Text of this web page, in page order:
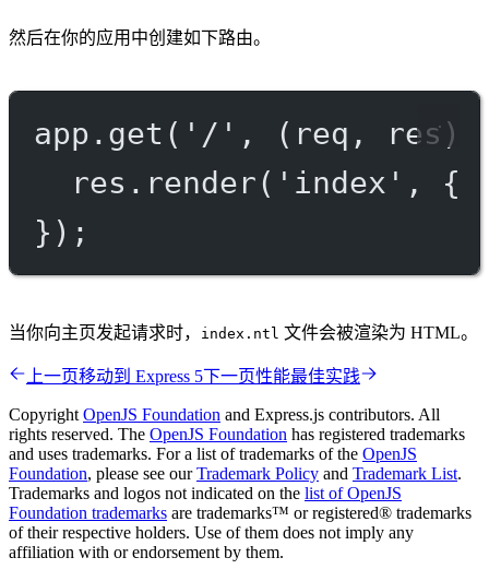
然后在你的应用中创建如下路由。
app. get ( '/' , ( req , res)
res. render( 'index' , {
});
当你向主页发起请求时， index.ntl 文件会被渲染为 HTML。
上一页移动到 Express 5下一页性能最佳实践
Copyright OpenJS Foundation and Express.js contributors. All
rights reserved. The OpenJS Foundation has registered trademarks
and uses trademarks. For a list of trademarks of the OpenJS
Foundation, please see ourTrademark Policy and Trademark List.
Trademarks and logos not indicated on the list of OpenJS
Foundation trademarks are trademarks™ or registered® trademarks
of their respective holders. Use of them does not imply any
affiliation with or endorsement by them.